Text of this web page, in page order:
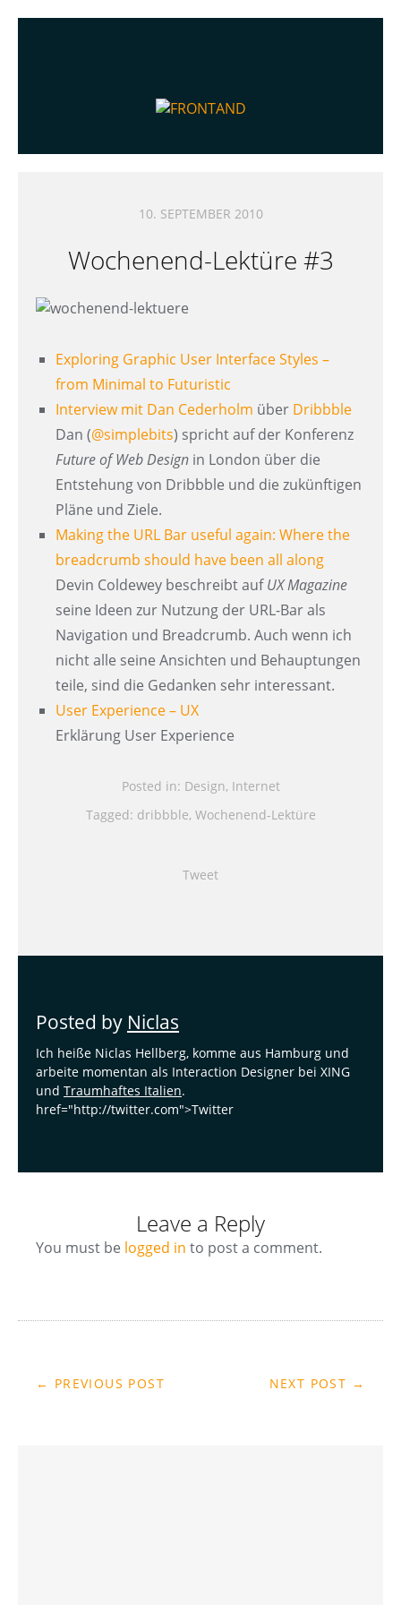
10. SEPTEMBER 2010
Wochenend-Lektüre #3
Exploring Graphic User Interface Styles –
from Minimal to Futuristic
Interview mit Dan Cederholm über Dribbble
Dan (@simplebits) spricht auf der Konferenz
Future of Web Design in London über die
Entstehung von Dribbble und die zukünftigen
Pläne und Ziele.
Making the URL Bar useful again: Where the
breadcrumb should have been all along
Devin Coldewey beschreibt aufUX Magazine
seine Ideen zur Nutzung der URL-Bar als
Navigation und Breadcrumb. Auch wenn ich
nicht alle seine Ansichten und Behauptungen
teile, sind die Gedanken sehr interessant.
User Experience – UX
Erklärung User Experience
Posted in: Design, Internet
Tagged: dribbble, Wochenend-Lektüre
Tweet
Posted by Niclas
Ich heiße Niclas Hellberg, komme aus Hamburg und
arbeite momentan als Interaction Designer bei XING
und Traumhaftes Italien.
href="http://twitter.com">Twitter
Leave a Reply
You must be logged in to post a comment.
NEXT POST →
← PREVIOUS POST